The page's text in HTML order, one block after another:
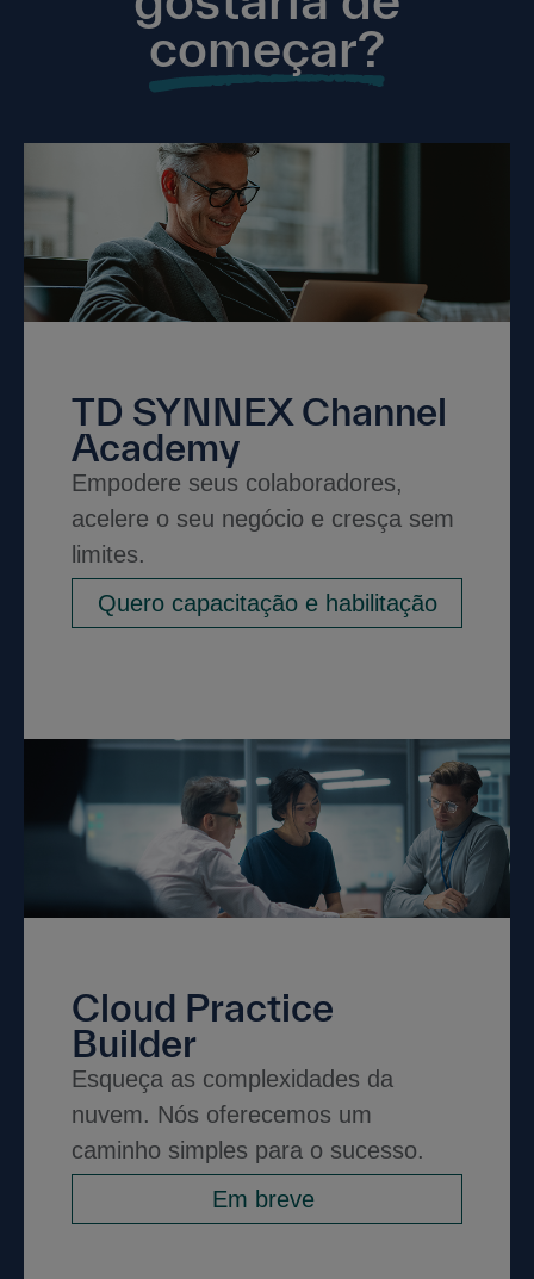
começar?
TD SYNNEX Channel
Academy
Empodere seus colaboradores,
acelere o seu negócio e cresça sem
limites.
Quero capacitação e habilitação
Cloud Practice
Builder
Esqueça as complexidades da
nuvem. Nós oferecemos um
caminho simples para o sucesso.
Em breve